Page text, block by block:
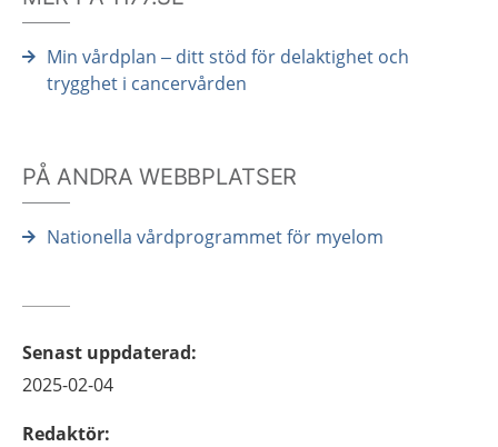
Min vårdplan – ditt stöd för delaktighet och
trygghet i cancervården
PÅ ANDRA WEBBPLATSER
Nationella vårdprogrammet för myelom
Senast uppdaterad:
2025-02-04
Redaktör: